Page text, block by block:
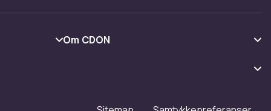
Om CDON
Jobbe på CDON